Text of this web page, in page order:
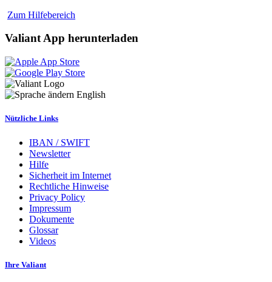
Zum Hilfebereich
Valiant App herunterladen
English
Nützliche Links
IBAN / SWIFT
Newsletter
Hilfe
Sicherheit im Internet
Rechtliche Hinweise
Privacy Policy
Impressum
Dokumente
Glossar
Videos
Ihre Valiant